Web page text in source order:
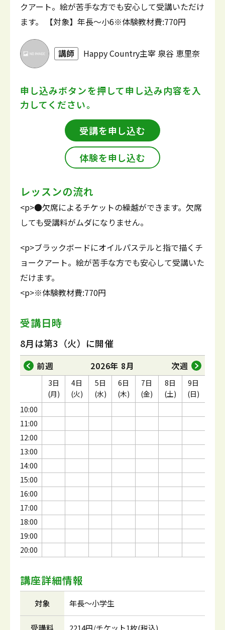
クアート。絵が苦手な方でも安心して受講いただけ
ます。 【対象】年長～小6※体験教材費:770円
講師 Happy Country主宰 泉谷 恵里奈
申し込みボタンを押して申し込み内容を入
力してください。
受講を申し込む
体験を申し込む
レッスンの流れ
<p>●欠席によるチケットの繰越ができます。欠席
しても受講料がムダになりません。
<p>ブラックボードにオイルパステルと指で描くチ
ョークアート。絵が苦手な方でも安心して受講いた
だけます。
<p>※体験教材費:770円
受講日時
8月は第3（火）に開催
前週 2026年 8月 次週
10:00
11:00
12:00
13:00
14:00
15:00
16:00
17:00
18:00
19:00
20:00
3日
(月)
4日
(火)
5日
(水)
6日
(木)
7日
(金)
8日
(土)
9日
(日)
講座詳細情報
対象 年長～小学生
受講料 2214円/チケット1枚(税込)